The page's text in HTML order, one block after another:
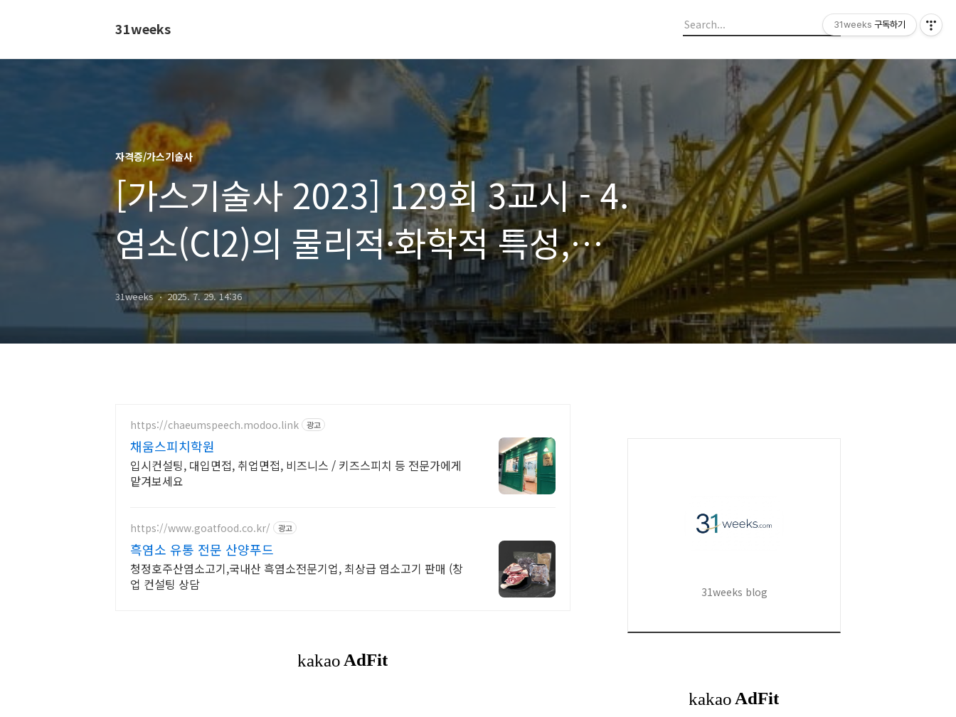
31weeks
자격증/가스기술사
[가스기술사 2023] 129회 3교시 - 4.
염소(Cl2)의 물리적·화학적 특성,
취급 시 주의사항에 대하여
설명하시오.
31weeks 2025. 7. 29. 14:36
https://chaeumspeech.modoo.link 광고
채움스피치학원
입시컨설팅, 대입면접, 취업면접, 비즈니스 / 키즈스피치 등 전문가에게
맡겨보세요
https://www.goatfood.co.kr/ 광고
흑염소 유통 전문 산양푸드
청정호주산염소고기,국내산 흑염소전문기업, 최상급 염소고기 판매 (창
업 컨설팅 상담
31weeks blog
31weeks 구독하기